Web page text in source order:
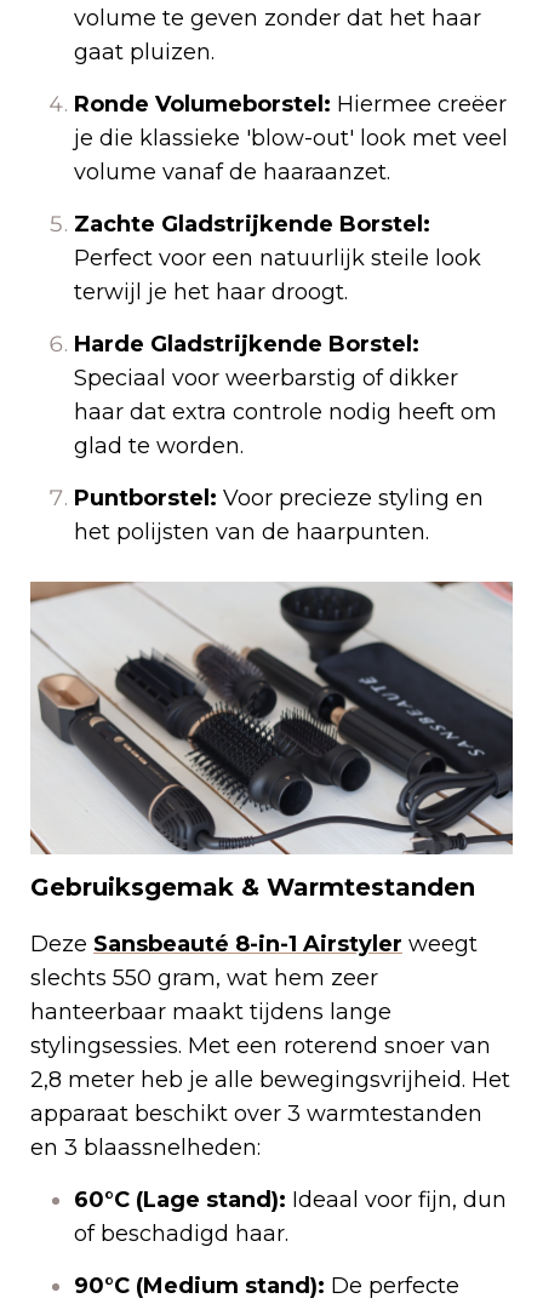
volume te geven zonder dat het haar
gaat pluizen.
Ronde Volumeborstel: Hiermee creëer
je die klassieke 'blow-out' look met veel
volume vanaf de haaraanzet.
Zachte Gladstrijkende Borstel:
Perfect voor een natuurlijk steile look
terwijl je het haar droogt.
Harde Gladstrijkende Borstel:
Speciaal voor weerbarstig of dikker
haar dat extra controle nodig heeft om
glad te worden.
Puntborstel: Voor precieze styling en
het polijsten van de haarpunten.
Gebruiksgemak & Warmtestanden
Deze Sansbeauté 8-in-1 Airstyler weegt
slechts 550 gram, wat hem zeer
hanteerbaar maakt tijdens lange
stylingsessies. Met een roterend snoer van
2,8 meter heb je alle bewegingsvrijheid. Het
apparaat beschikt over 3 warmtestanden
en 3 blaassnelheden:
60°C (Lage stand): Ideaal voor fijn, dun
of beschadigd haar.
90°C (Medium stand): De perfecte